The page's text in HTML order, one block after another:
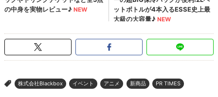
> 株式会社Blackbox イベント アニメ 新商品 PR TIMES